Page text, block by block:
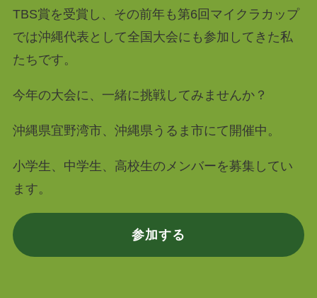
TBS賞を受賞し、その前年も第6回マイクラカップ
では沖縄代表として全国大会にも参加してきた私
たちです。
今年の大会に、一緒に挑戦してみませんか？
沖縄県宜野湾市、沖縄県うるま市にて開催中。
小学生、中学生、高校生のメンバーを募集してい
ます。
参加する